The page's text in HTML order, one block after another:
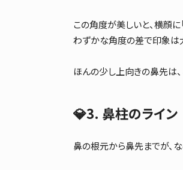
この角度が美しいと、横顔に
わずかな角度の差で印象は
ほんの少し上向きの鼻先は
💎3. 鼻柱のライン
鼻の根元から鼻先までが、